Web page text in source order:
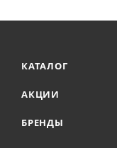
КАТАЛОГ
АКЦИИ
БРЕНДЫ